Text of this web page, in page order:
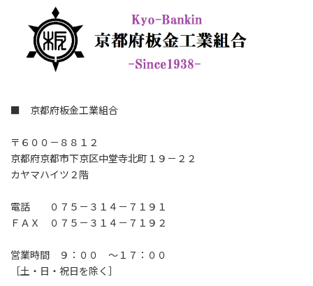
■ 京都府板金工業組合
〒６００－８８１２
京都府京都市下京区中堂寺北町１９－２２
カヤマハイツ２階
電話 ０７５－３１４－７１９１
ＦＡＸ ０７５－３１４－７１９２
営業時間 ９：００ ～１７：００
［土・日・祝日を除く］